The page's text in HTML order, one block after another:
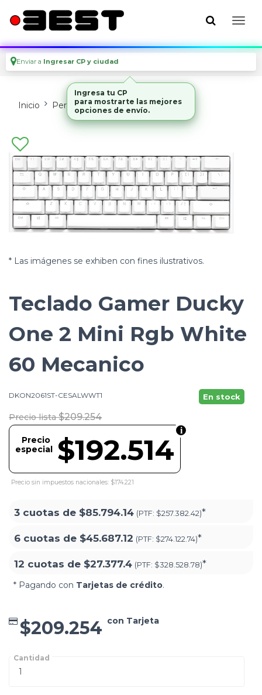
Enviar a Ingresar CP y ciudad
Inicio Perifericos Teclados
* Las imágenes se exhiben con fines ilustrativos.
Teclado Gamer Ducky
One 2 Mini Rgb White
60 Mecanico
DKON2061ST-CESALWWT1 En stock
Precio lista $209.254
$192.514
Precio
especial
Precio sin impuestos nacionales: $174.221
3 cuotas de $85.794.14 (PTF: $257.382.42)*
6 cuotas de $45.687.12 (PTF: $274.122.74)*
12 cuotas de $27.377.4 (PTF: $328.528.78)*
* Pagando con Tarjetas de crédito.
$209.254 con Tarjeta
Cantidad
Ingresa tu CP
para mostrarte las mejores
opciones de envío.